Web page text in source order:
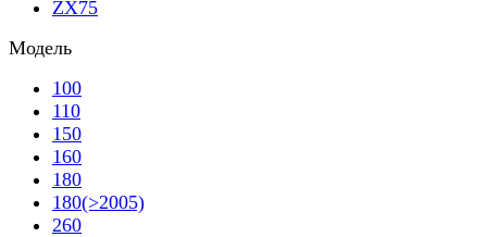
ZX75
Модель
100
110
150
160
180
180(>2005)
260